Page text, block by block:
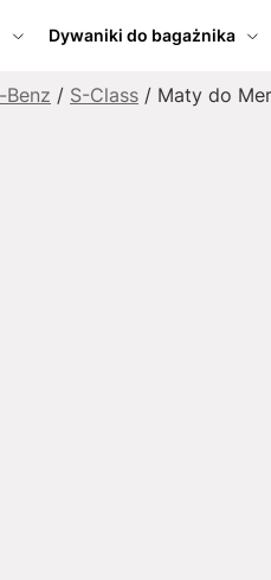
Dywaniki do bagażnika
Benz / S-Class / Maty do